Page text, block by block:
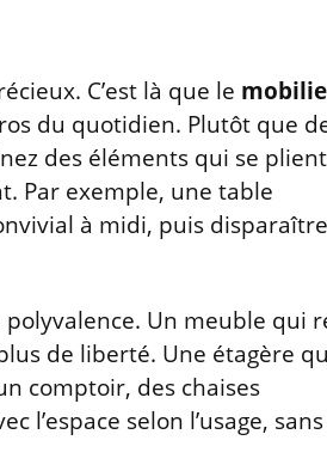
C’est là que le
du quotidien. Plutôt que
des éléments qui se
Par exemple, une table
à midi, puis
polyvalence. Un meuble qui
de liberté. Une étagère
comptoir, des chaises
l’espace selon l’usage, sans